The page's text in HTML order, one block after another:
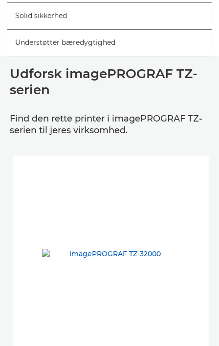
Solid sikkerhed
Understøtter bæredygtighed
Udforsk imagePROGRAF TZ-
serien
Find den rette printer i imagePROGRAF TZ-
serien til jeres virksomhed.